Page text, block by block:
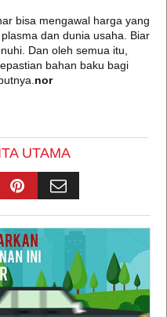
bisa mengawal harga yang
dan dunia usaha. Biar
Dan oleh semua itu,
bahan baku bagi
nor
UTAMA